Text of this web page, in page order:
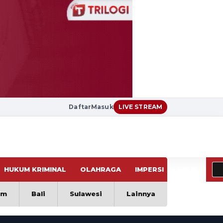
DaftarMasuk LIVE STREAM
HUKUM KRIMINAL OLAHRAGA IMPERSI
Bali Sulawesi Lainnya